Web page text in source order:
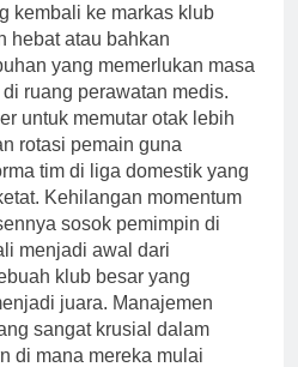
kembali ke markas klub
hebat atau bahkan
yang memerlukan masa
ruang perawatan medis.
untuk memutar otak lebih
rotasi pemain guna
tim di liga domestik yang
Kehilangan momentum
sosok pemimpin di
menjadi awal dari
klub besar yang
juara. Manajemen
sangat krusial dalam
di mana mereka mulai